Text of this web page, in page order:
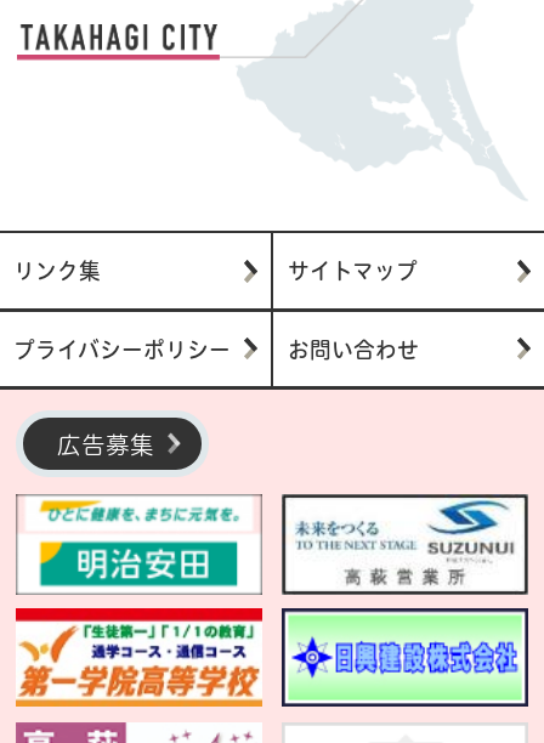
リンク集 サイトマップ
プライバシーポリシー お問い合わせ
広告募集